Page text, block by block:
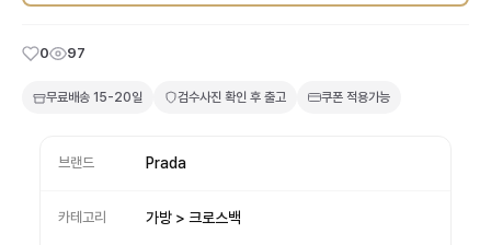
0 97
무료배송 15-20일 검수사진 확인 후 출고 쿠폰 적용가능
브랜드 Prada
카테고리 가방 > 크로스백